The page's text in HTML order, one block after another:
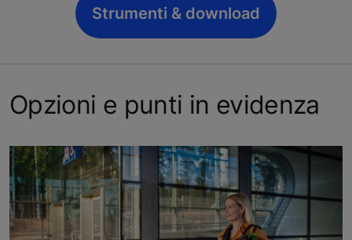
Strumenti & download
Opzioni e punti in evidenza